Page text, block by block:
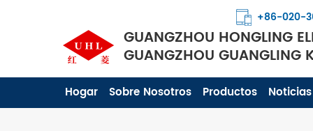
+86-020-
GUANGZHOU HONGLING
GUANGZHOU GUANGLING
Hogar Sobre Nosotros Productos Noticias